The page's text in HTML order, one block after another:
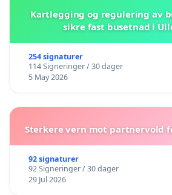
Kartlegging og regulering av
sikre fast busetnad i
254 signaturer
114 Signeringer / 30 dager
5 May 2026
Sterkere vern mot partnervold
92 signaturer
92 Signeringer / 30 dager
29 Jul 2026